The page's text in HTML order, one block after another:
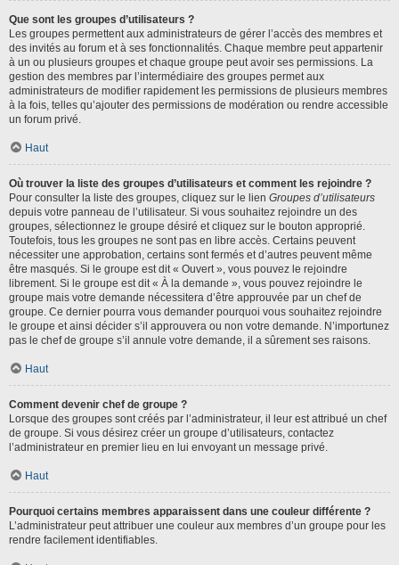
Que sont les groupes d’utilisateurs ?
Les groupes permettent aux administrateurs de gérer l’accès des membres et
des invités au forum et à ses fonctionnalités. Chaque membre peut appartenir
à un ou plusieurs groupes et chaque groupe peut avoir ses permissions. La
gestion des membres par l’intermédiaire des groupes permet aux
administrateurs de modifier rapidement les permissions de plusieurs membres
à la fois, telles qu’ajouter des permissions de modération ou rendre accessible
un forum privé.
Haut
Où trouver la liste des groupes d’utilisateurs et comment les rejoindre ?
Pour consulter la liste des groupes, cliquez sur le lien Groupes d’utilisateurs
depuis votre panneau de l’utilisateur. Si vous souhaitez rejoindre un des
groupes, sélectionnez le groupe désiré et cliquez sur le bouton approprié.
Toutefois, tous les groupes ne sont pas en libre accès. Certains peuvent
nécessiter une approbation, certains sont fermés et d’autres peuvent même
être masqués. Si le groupe est dit « Ouvert », vous pouvez le rejoindre
librement. Si le groupe est dit « À la demande », vous pouvez rejoindre le
groupe mais votre demande nécessitera d’être approuvée par un chef de
groupe. Ce dernier pourra vous demander pourquoi vous souhaitez rejoindre
le groupe et ainsi décider s’il approuvera ou non votre demande. N’importunez
pas le chef de groupe s’il annule votre demande, il a sûrement ses raisons.
Haut
Comment devenir chef de groupe ?
Lorsque des groupes sont créés par l’administrateur, il leur est attribué un chef
de groupe. Si vous désirez créer un groupe d’utilisateurs, contactez
l’administrateur en premier lieu en lui envoyant un message privé.
Haut
Pourquoi certains membres apparaissent dans une couleur différente ?
L’administrateur peut attribuer une couleur aux membres d’un groupe pour les
rendre facilement identifiables.